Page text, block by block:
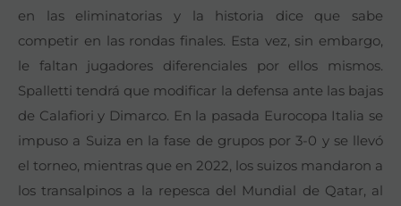
en las eliminatorias y la historia dice que sabe
competir en las rondas finales. Esta vez, sin embargo,
le faltan jugadores diferenciales por ellos mismos.
Spalletti tendrá que modificar la defensa ante las bajas
de Calafiori y Dimarco. En la pasada Eurocopa Italia se
impuso a Suiza en la fase de grupos por 3-0 y se llevó
el torneo, mientras que en 2022, los suizos mandaron a
los transalpinos a la repesca del Mundial de Qatar, al